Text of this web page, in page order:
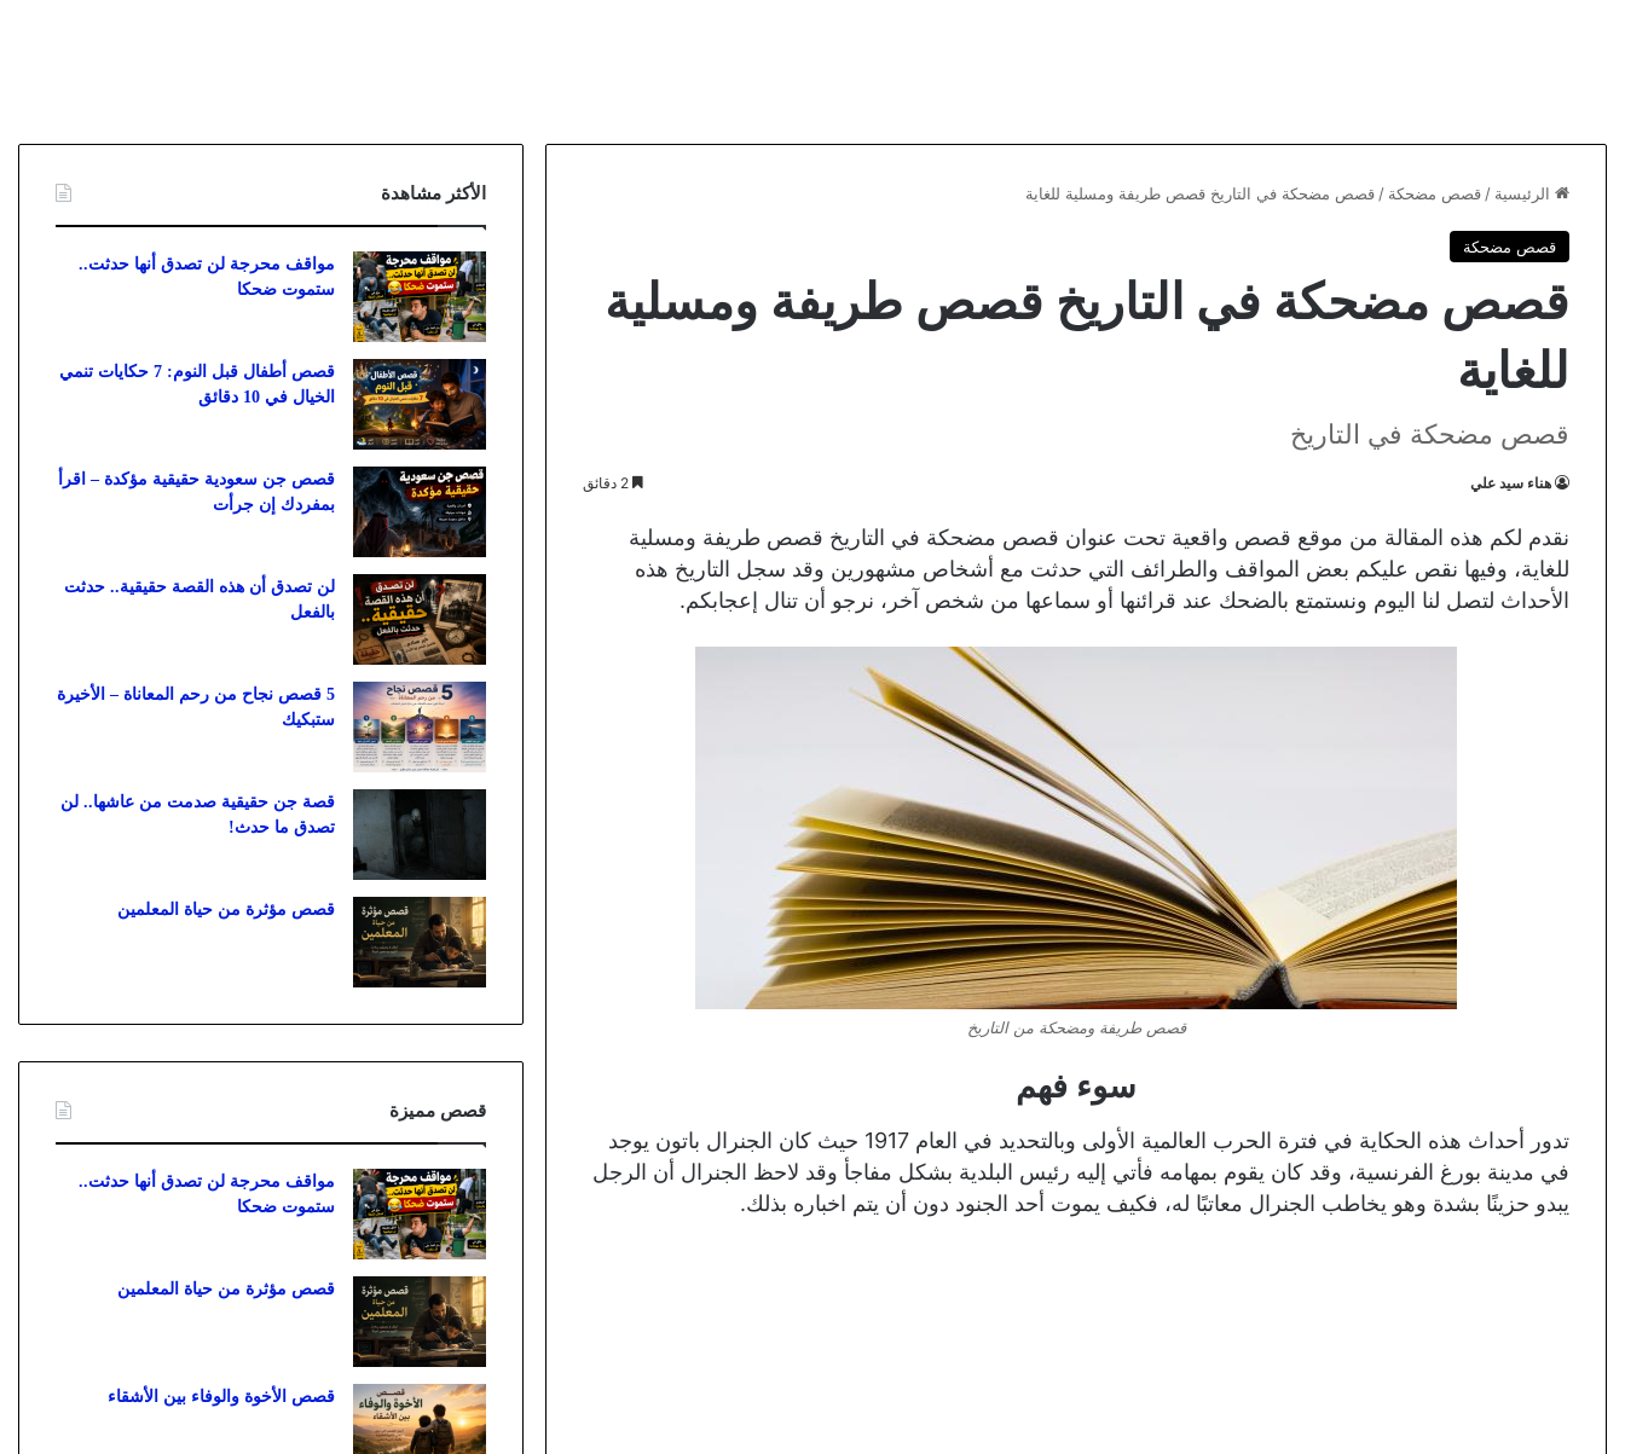
الرئيسية / قصص مضحكة / قصص مضحكة في التاريخ قصص طريفة ومسلية للغاية
قصص مضحكة
قصص مضحكة في التاريخ قصص طريفة ومسلية
للغاية
قصص مضحكة في التاريخ
هناء سيد علي
نقدم لكم هذه المقالة من موقع قصص واقعية تحت عنوان قصص مضحكة في التاريخ قصص طريفة ومسلية
للغاية، وفيها نقص عليكم بعض المواقف والطرائف التي حدثت مع أشخاص مشهورين وقد سجل التاريخ هذه
الأحداث لتصل لنا اليوم ونستمتع بالضحك عند قرائنها أو سماعها من شخص آخر، نرجو أن تنال إعجابكم.
قصص طريفة ومضحكة من التاريخ
سوء فهم
تدور أحداث هذه الحكاية في فترة الحرب العالمية الأولى وبالتحديد في العام 1917 حيث كان الجنرال باتون يوجد
في مدينة بورغ الفرنسية، وقد كان يقوم بمهامه فأتي إليه رئيس البلدية بشكل مفاجأ وقد لاحظ الجنرال أن الرجل
يبدو حزينًا بشدة وهو يخاطب الجنرال معاتبًا له، فكيف يموت أحد الجنود دون أن يتم اخباره بذلك.
الأكثر مشاهدة
مواقف محرجة لن تصدق أنها حدثت..
ستموت ضحكا
قصص أطفال قبل النوم: 7 حكايات تنمي
الخيال في 10 دقائق
قصص جن سعودية حقيقية مؤكدة – اقرأ
بمفردك إن جرأت
لن تصدق أن هذه القصة حقيقية.. حدثت
بالفعل
5 قصص نجاح من رحم المعاناة – الأخيرة
ستبكيك
قصة جن حقيقية صدمت من عاشها.. لن
تصدق ما حدث!
قصص مؤثرة من حياة المعلمين
قصص مميزة
مواقف محرجة لن تصدق أنها حدثت..
ستموت ضحكا
قصص مؤثرة من حياة المعلمين
قصص الأخوة والوفاء بين الأشقاء